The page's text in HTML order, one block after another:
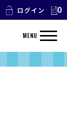
ログイン 0
MENU